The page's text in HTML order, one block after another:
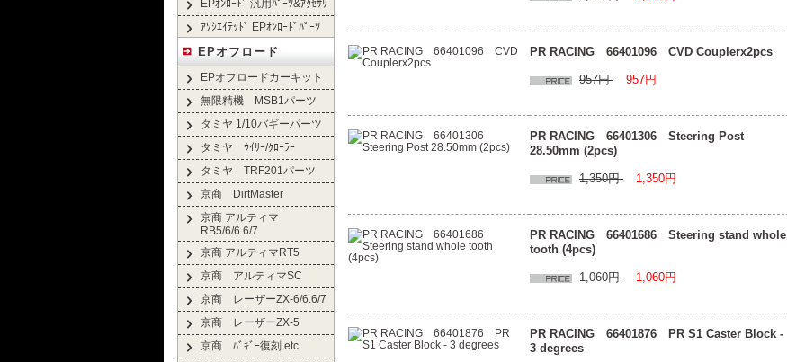
EPｵﾝﾛｰﾄﾞ 汎用ﾊﾟｰﾂ&ｱｸｾｻﾘ
ｱｿｼｴｲﾃｯﾄﾞ EPｵﾝﾛｰﾄﾞﾊﾟｰﾂ
EPオフロード
EPオフロードカーキット
無限精機 MSB1パーツ
タミヤ 1/10バギーパーツ
タミヤ ｳｲﾘｰ/ｸﾛｰﾗｰ
タミヤ TRF201パーツ
京商 DirtMaster
京商 アルティマ
RB5/6/6.6/7
京商 アルティマRT5
京商 アルティマSC
京商 レーザーZX-6/6.6/7
京商 レーザーZX-5
京商 ﾊﾞｷﾞｰ復刻 etc
PR RACING 66401096 CVD Couplerx2pcs
957円 957円
PR RACING 66401306 Steering Post
28.50mm (2pcs)
1,350円 1,350円
PR RACING 66401686 Steering stand whole
tooth (4pcs)
1,060円 1,060円
PR RACING 66401876 PR S1 Caster Block -
3 degrees